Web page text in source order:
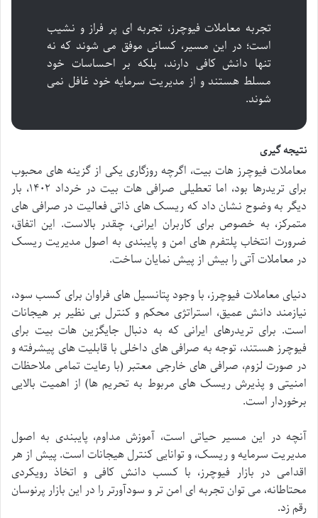
تجربه معاملات فیوچرز، تجربه ای پر فراز و نشیب
است؛ در این مسیر، کسانی موفق می شوند که نه
تنها دانش کافی دارند، بلکه بر احساسات خود
مسلط هستند و از مدیریت سرمایه خود غافل نمی
شوند.
نتیجه گیری
معاملات فیوچرز هات بیت، اگرچه روزگاری یکی از گزینه های محبوب
برای تریدرها بود، اما
تعطیلی صرافی هات بیت در خرداد ۱۴۰۲، بار
دیگر به وضوح نشان داد که ریسک های ذاتی فعالیت در صرافی های
متمرکز، به خصوص برای کاربران ایرانی، چقدر بالاست. این اتفاق،
ضرورت انتخاب پلتفرم های امن و پایبندی به اصول مدیریت ریسک
در معاملات آتی را بیش از پیش نمایان ساخت.
دنیایمعاملات فیوچرز، با وجود پتانسیل های فراوان برای کسب سود،
نیازمند دانش عمیق، استراتژی محکم و کنترل بی نظیر بر هیجانات
است. برای تریدرهای ایرانی که به دنبال جایگزین هات بیت برای
فیوچرز هستند، توجه به صرافی های داخلی با قابلیت های پیشرفته و
در صورت لزوم، صرافی های خارجی معتبر (با رعایت تمامی ملاحظات
امنیتی و پذیرش ریسک های مربوط به تحریم ها) از اهمیت بالایی
برخوردار است.
آنچه در این مسیر حیاتی است، آموزش مداوم، پایبندی به اصول
مدیریت سرمایه و ریسک، و توانایی کنترل هیجانات است. پیش از هر
اقدامی در بازار فیوچرز، با کسب دانش کافی و اتخاذ رویکردی
محتاطانه، می توان تجربه ای امن تر و سودآورتر را در این بازار پرنوسان
رقم زد.